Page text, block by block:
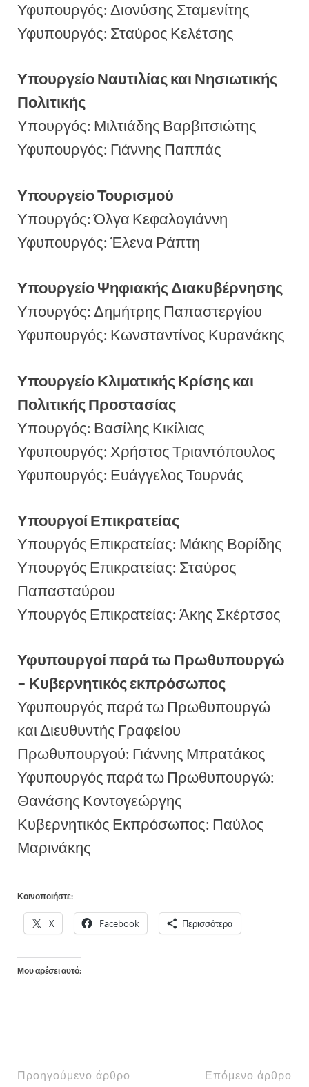
Υφυπουργός: Διονύσης Σταμενίτης
Υφυπουργός: Σταύρος Κελέτσης
Υπουργείο Ναυτιλίας και Νησιωτικής
Πολιτικής
Υπουργός: Μιλτιάδης Βαρβιτσιώτης
Υφυπουργός: Γιάννης Παππάς
Υπουργείο Τουρισμού
Υπουργός: Όλγα Κεφαλογιάννη
Υφυπουργός: Έλενα Ράπτη
Υπουργείο Ψηφιακής Διακυβέρνησης
Υπουργός: Δημήτρης Παπαστεργίου
Υφυπουργός: Κωνσταντίνος Κυρανάκης
Υπουργείο Κλιματικής Κρίσης και
Πολιτικής Προστασίας
Υπουργός: Βασίλης Κικίλιας
Υφυπουργός: Χρήστος Τριαντόπουλος
Υφυπουργός: Ευάγγελος Τουρνάς
Υπουργοί Επικρατείας
Υπουργός Επικρατείας: Μάκης Βορίδης
Υπουργός Επικρατείας: Σταύρος
Παπασταύρου
Υπουργός Επικρατείας: Άκης Σκέρτσος
Υφυπουργοί παρά τω Πρωθυπουργώ
– Κυβερνητικός εκπρόσωπος
Υφυπουργός παρά τω Πρωθυπουργώ
και Διευθυντής Γραφείου
Πρωθυπουργού: Γιάννης Μπρατάκος
Υφυπουργός παρά τω Πρωθυπουργώ:
Θανάσης Κοντογεώργης
Κυβερνητικός Εκπρόσωπος: Παύλος
Μαρινάκης
Κοινοποιήστε:
X Facebook Περισσότερα
Μου αρέσει αυτό:
Προηγούμενο άρθρο Επόμενο άρθρο